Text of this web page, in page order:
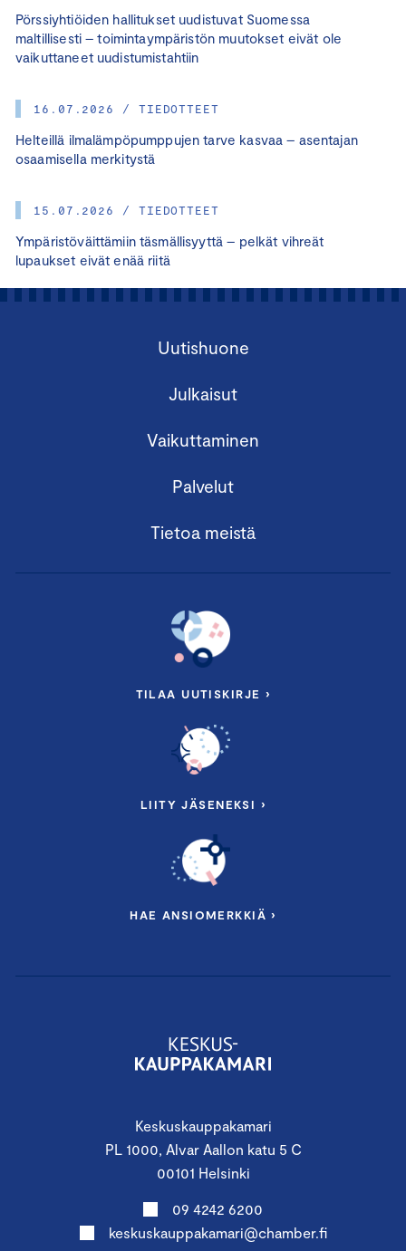
Pörssiyhtiöiden hallitukset uudistuvat Suomessa
maltillisesti – toimintaympäristön muutokset eivät ole
vaikuttaneet uudistumistahtiin
16.07.2026 / TIEDOTTEET
Helteillä ilmalämpöpumppujen tarve kasvaa – asentajan
osaamisella merkitystä
15.07.2026 / TIEDOTTEET
Ympäristöväittämiin täsmällisyyttä – pelkät vihreät
lupaukset eivät enää riitä
Keskuskauppakamari
PL 1000, Alvar Aallon katu 5 C
00101 Helsinki
09 4242 6200
keskuskauppakamari@chamber.fi
Uutishuone
Julkaisut
Vaikuttaminen
Palvelut
Tietoa meistä
TILAA UUTISKIRJE ›
LIITY JÄSENEKSI ›
HAE ANSIOMERKKIÄ ›